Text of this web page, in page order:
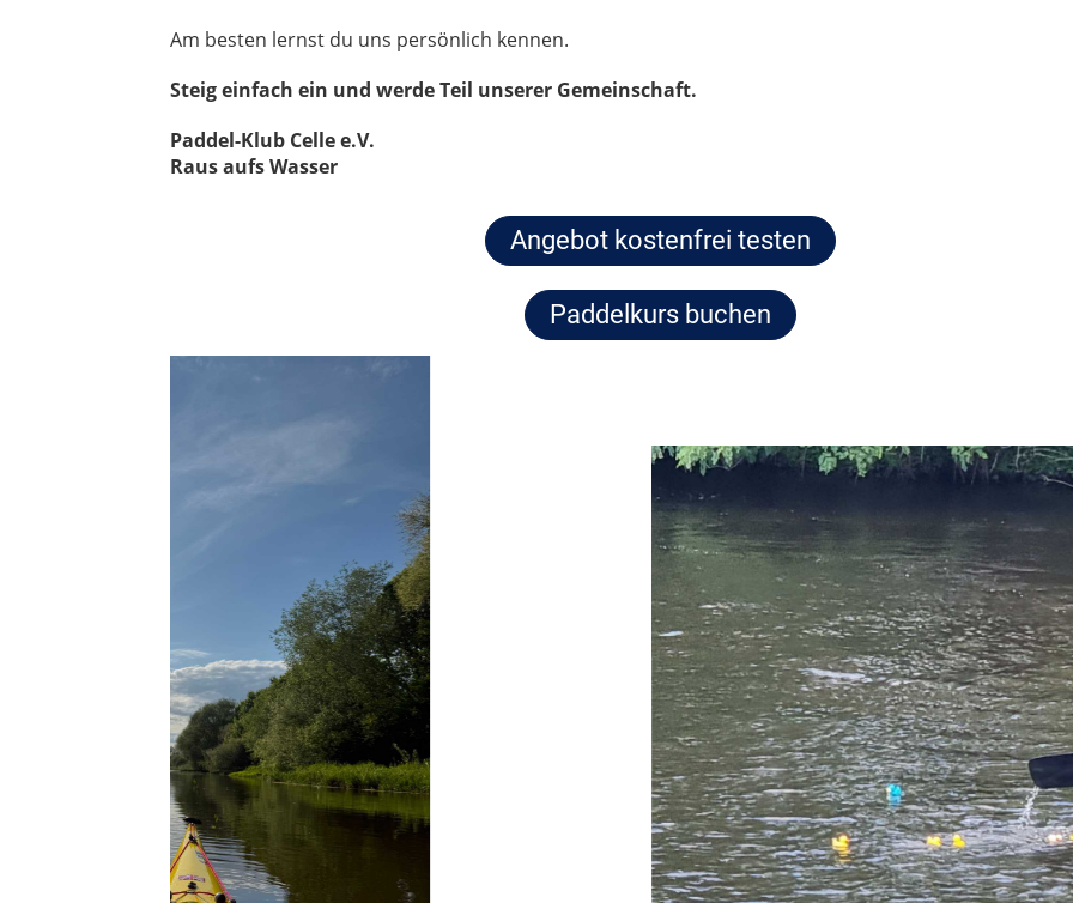
Am besten lernst du uns persönlich kennen.
Steig einfach ein und werde Teil unserer Gemeinschaft.
Paddel-Klub Celle e.V.
Raus aufs Wasser
Angebot kostenfrei testen
Paddelkurs buchen